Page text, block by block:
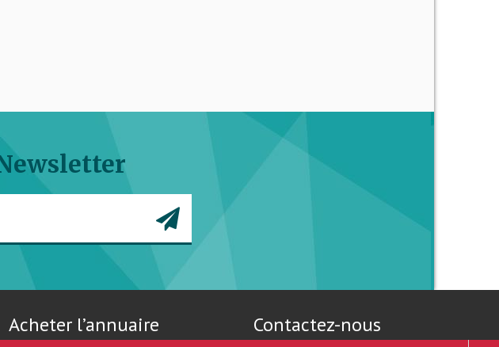
Acheter l’annuaire Contactez-nous